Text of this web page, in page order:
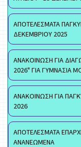
ΑΠΟΤΕΛΕΣΜΑΤΑ
ΔΕΚΕΜΒΡΙΟΥ 2025
ΑΝΑΚΟΙΝΩΣΗ ΓΙΑ
2026" ΓΙΑ ΓΥΜΝΑΣΙΑ
ΑΝΑΚΟΙΝΩΣΗ ΓΙΑ
2026
ΑΠΟΤΕΛΕΣΜΑΤΑ
ΑΝΑΝΕΩΜΕΝΑ